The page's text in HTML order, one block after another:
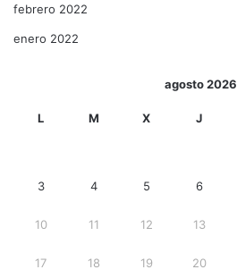
febrero 2022
enero 2022
agosto 2026
L M X J
3 4 5 6
10 11 12 13
17 18 19 20